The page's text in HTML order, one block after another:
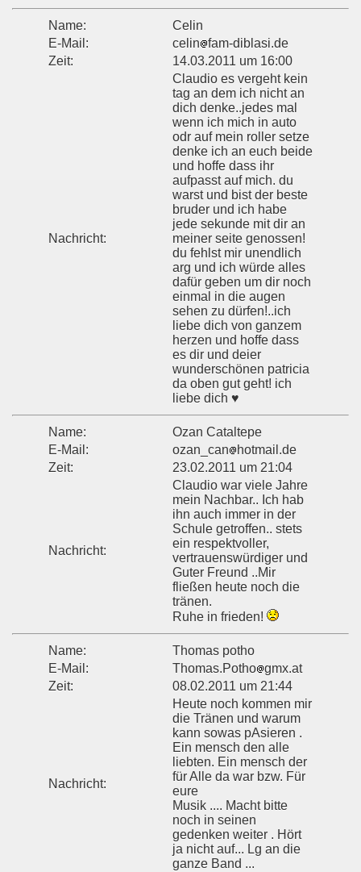
Name:
Celin
E-Mail:
celin
fam-diblasi.de
Zeit:
14.03.2011 um 16:00
Nachricht:
Claudio es vergeht kein
tag an dem ich nicht an
dich denke..jedes mal
wenn ich mich in auto
odr auf mein roller setze
denke ich an euch beide
und hoffe dass ihr
aufpasst auf mich. du
warst und bist der beste
bruder und ich habe
jede sekunde mit dir an
meiner seite genossen!
du fehlst mir unendlich
arg und ich würde alles
dafür geben um dir noch
einmal in die augen
sehen zu dürfen!..ich
liebe dich von ganzem
herzen und hoffe dass
es dir und deier
wunderschönen patricia
da oben gut geht! ich
liebe dich ♥
Name:
Ozan Cataltepe
E-Mail:
ozan_can
hotmail.de
Zeit:
23.02.2011 um 21:04
Nachricht:
Claudio war viele Jahre
mein Nachbar.. Ich hab
ihn auch immer in der
Schule getroffen.. stets
ein respektvoller,
vertrauenswürdiger und
Guter Freund ..Mir
fließen heute noch die
tränen.
Ruhe in frieden!
Name:
Thomas potho
E-Mail:
Thomas.Potho gmx.at
Zeit:
08.02.2011 um 21:44
Nachricht:
Heute noch kommen mir
die Tränen und warum
kann sowas pAsieren .
Ein mensch den alle
liebten. Ein mensch der
für Alle da war bzw. Für
eure
Musik .... Macht bitte
noch in seinen
gedenken weiter . Hört
ja nicht auf... Lg an die
ganze Band ...